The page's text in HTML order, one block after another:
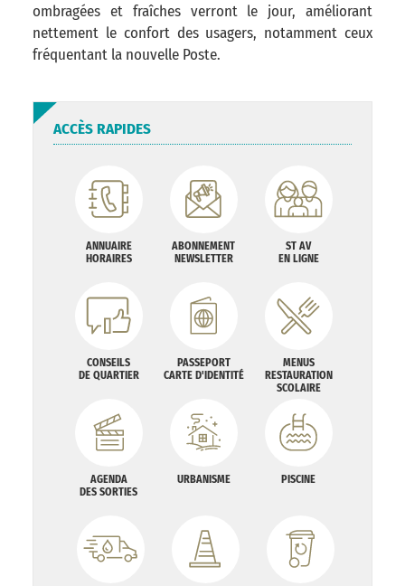
ombragées et fraîches verront le jour, améliorant
nettement le confort des usagers, notamment ceux
fréquentant la nouvelle Poste.
ACCÈS RAPIDES
ANNUAIRE
HORAIRES
ABONNEMENT
NEWSLETTER
ST AV
EN LIGNE
CONSEILS
DE QUARTIER
PASSEPORT
CARTE D'IDENTITÉ
MENUS
RESTAURATION
SCOLAIRE
AGENDA
DES SORTIES
URBANISME PISCINE